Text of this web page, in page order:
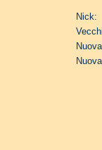
Nick: